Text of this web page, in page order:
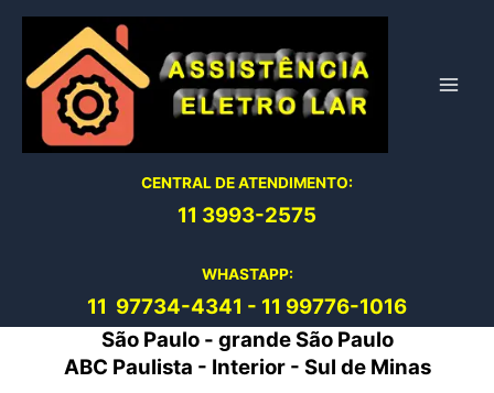
conteúdo
CENTRAL DE ATENDIMENTO:
11 3993-2575
WHASTAPP:
11 97734-4341 - 11 99776-1016
São Paulo - grande São Paulo
ABC Paulista - Interior - Sul de Minas